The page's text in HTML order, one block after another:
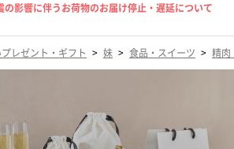
の影響に伴うお荷物のお届け停止・遅延について
レゼント・ギフト > 妹 > 食品・スイーツ > 精肉